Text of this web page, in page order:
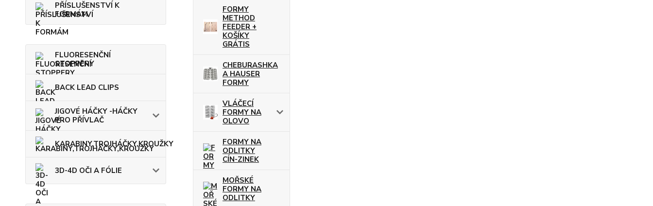
PŘÍSLUŠENSTVÍ K
FORMÁM
FLUORESENČNÍ
STOPPERY
BACK LEAD CLIPS
JIGOVÉ HÁČKY -HÁČKY
PRO PŘÍVLAČ
KARABINY,TROJHÁČKY,KROUŽKY
3D-4D OČI A FÓLIE
FORMY
METHOD
FEEDER +
KOŠÍKY
GRÁTIS
CHEBURASHKA
A HAUSER
FORMY
VLÁČECÍ
FORMY NA
OLOVO
FORMY NA
ODLITKY
CÍN-ZINEK
MOŘSKÉ
FORMY NA
ODLITKY